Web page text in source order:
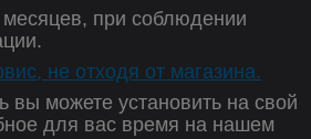
при соблюдении
не отходя от магазина.
можете установить на свой
для вас время на нашем